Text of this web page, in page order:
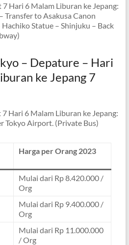
Hari 6 Malam Liburan ke Jepang:
Transfer to Asakusa Canon
Hachiko Statue – Shinjuku – Back
– Depature – Hari
ke Jepang 7
Hari 6 Malam Liburan ke Jepang:
Tokyo Airport. (Private Bus)
Harga per Orang 2023
Mulai dari Rp 8.420.000 /
Org
Mulai dari Rp 9.400.000 /
Org
Mulai dari Rp 11.000.000
/ Org